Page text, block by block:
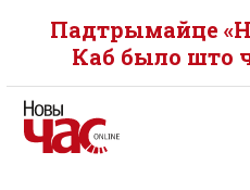
Падтрымайце
Каб было што